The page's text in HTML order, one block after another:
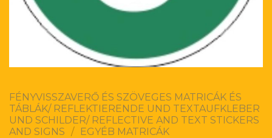
FÉNYVISSZAVERŐ ÉS SZÖVEGES MATRICÁK ÉS
TÁBLÁK/ REFLEKTIERENDE UND TEXTAUFKLEBER
UND SCHILDER/ REFLECTIVE AND TEXT STICKERS
AND SIGNS / EGYÉB MATRICÁK